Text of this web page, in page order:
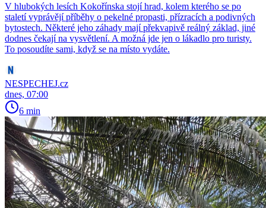
V hlubokých lesích Kokořínska stojí hrad, kolem kterého se po
staletí vyprávějí příběhy o pekelné propasti, přízracích a podivných
bytostech. Některé jeho záhady mají překvapivě reálný základ, jiné
dodnes čekají na vysvětlení. A možná jde jen o lákadlo pro turisty.
To posoudíte sami, když se na místo vydáte.
NESPECHEJ.cz
dnes, 07:00
6 min